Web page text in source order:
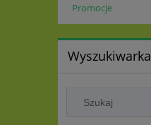
Promocje
Wyszukiwarka